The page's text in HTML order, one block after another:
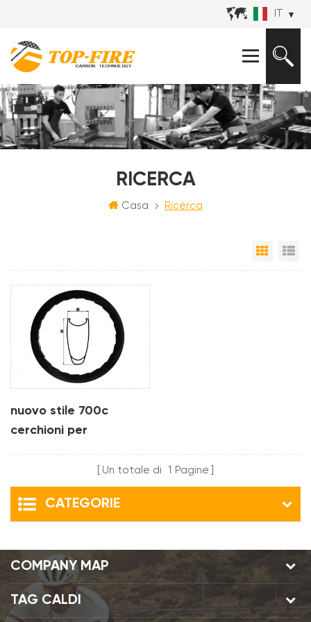
RICERCA
Casa Ricerca
Vista
nuovo stile 700c
cerchioni per
carbonio 58 mm di
profondità design della
linea ondulata
Un totale di 1 Pagine
CATEGORIE
COMPANY MAP
TAG CALDI